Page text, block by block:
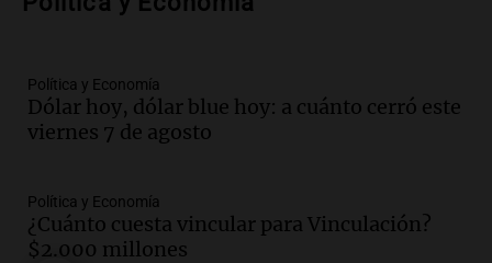
Santa Fe: se trataría de un hombre
Panorama Federal
Episodios
Audio.Solans Hoteles es patrocinante
Edición 2026
Episodios
Política y Economía
Dólar hoy, dólar blue hoy: a cuánto cerró este
viernes 7 de agosto
Política y Economía
¿Cuánto cuesta vincular para Vinculación?
$2.000 millones